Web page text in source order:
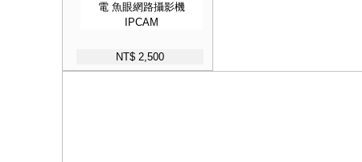
電 魚眼網路攝影機
IPCAM
NT$ 2,500